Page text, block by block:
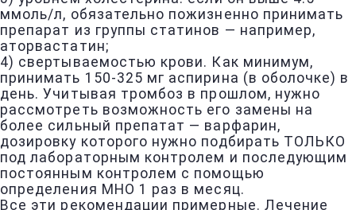
ммоль/л, обязательно пожизненно принимать
препарат из группы статинов — например,
аторвастатин;
4) свертываемостью крови. Как минимум,
принимать 150-325 мг аспирина (в оболочке) в
день. Учитывая тромбоз в прошлом, нужно
рассмотреть возможность его замены на
более сильный препатат — варфарин,
дозировку которого нужно подбирать ТОЛЬКО
под лабораторным контролем и последующим
постоянным контролем с помощью
определения МНО 1 раз в месяц.
Все эти рекомендации примерные. Лечение